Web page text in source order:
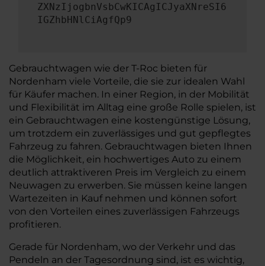
ZXNzIjogbnVsbCwKICAgICJyaXNreSI6
IGZhbHNlCiAgfQp9
Gebrauchtwagen wie der T-Roc bieten für
Nordenham viele Vorteile, die sie zur idealen Wahl
für Käufer machen. In einer Region, in der Mobilität
und Flexibilität im Alltag eine große Rolle spielen, ist
ein Gebrauchtwagen eine kostengünstige Lösung,
um trotzdem ein zuverlässiges und gut gepflegtes
Fahrzeug zu fahren. Gebrauchtwagen bieten Ihnen
die Möglichkeit, ein hochwertiges Auto zu einem
deutlich attraktiveren Preis im Vergleich zu einem
Neuwagen zu erwerben. Sie müssen keine langen
Wartezeiten in Kauf nehmen und können sofort
von den Vorteilen eines zuverlässigen Fahrzeugs
profitieren.
Gerade für Nordenham, wo der Verkehr und das
Pendeln an der Tagesordnung sind, ist es wichtig,